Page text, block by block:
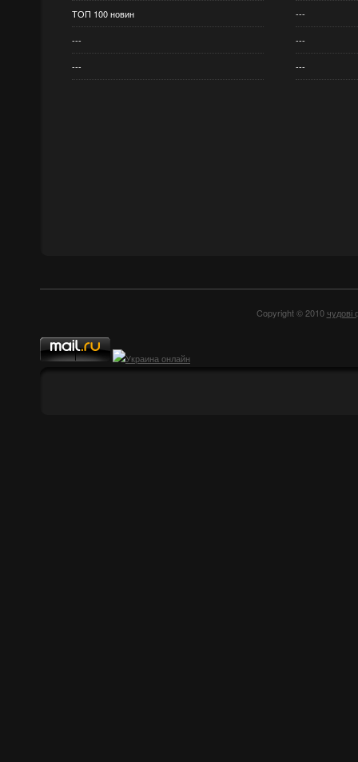
ТОП 100 новин
---
---
---
---
---
Copyright © 2010чудові